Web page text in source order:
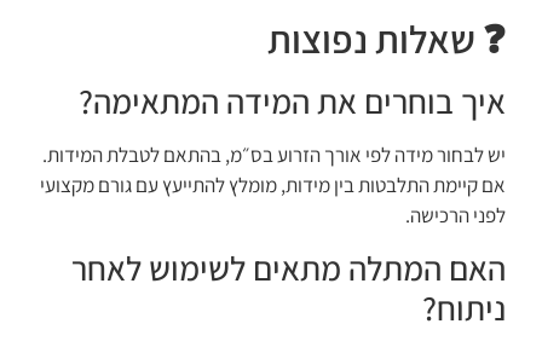
❓ שאלות נפוצות
איך בוחרים את המידה המתאימה?
יש לבחור מידה לפי אורך הזרוע בס״מ, בהתאם לטבלת המידות.
אם קיימת התלבטות בין מידות, מומלץ להתייעץ עם גורם מקצועי
לפני הרכישה.
האם המתלה מתאים לשימוש לאחר
ניתוח?